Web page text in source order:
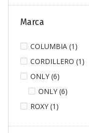
Marca
COLUMBIA (1)
CORDILLERO (1)
ONLY (6)
ONLY (6)
ROXY (1)